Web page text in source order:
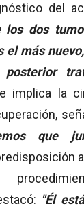
del
los dos
el más
implica la
que
"Él